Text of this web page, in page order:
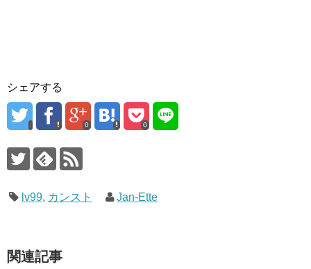
シェアする
0 0
lv99, カンスト Jan-Ette
関連記事